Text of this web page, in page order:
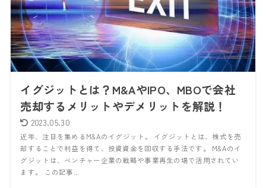
イグジットとは？M&AやIPO、MBOで会社
売却するメリットやデメリットを解説！
2023.05.30
近年、注目を集めるM&Aのイグジット。 イグジットとは、株式を売
却することで利益を得て、投資資金を回収する手法です。 M&Aのイ
グジットは、ベンチャー企業の戦略や事業再生の場で活用されてい
ます。 この記事...